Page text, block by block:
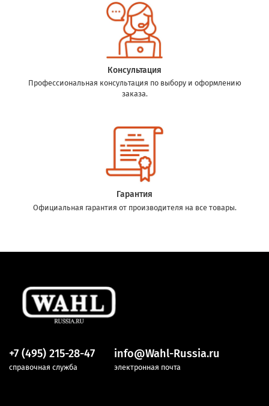
Консультация
Профессиональная консультация по выбору и оформлению
заказа.
Гарантия
Официальная гарантия от производителя на все товары.
+7 (495) 215-28-47
справочная служба
info@Wahl-Russia.ru
электронная почта